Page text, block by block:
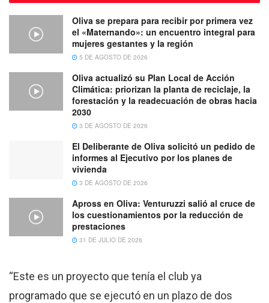
Oliva se prepara para recibir por primera vez
el «Maternando»: un encuentro integral para
mujeres gestantes y la región
5 DE AGOSTO DE 2026
Oliva actualizó su Plan Local de Acción
Climática: priorizan la planta de reciclaje, la
forestación y la readecuación de obras hacia
2030
3 DE AGOSTO DE 2026
El Deliberante de Oliva solicitó un pedido de
informes al Ejecutivo por los planes de
vivienda
3 DE AGOSTO DE 2026
Apross en Oliva: Venturuzzi salió al cruce de
los cuestionamientos por la reducción de
prestaciones
31 DE JULIO DE 2026
“Este es un proyecto que tenía el club ya
programado que se ejecutó en un plazo de dos